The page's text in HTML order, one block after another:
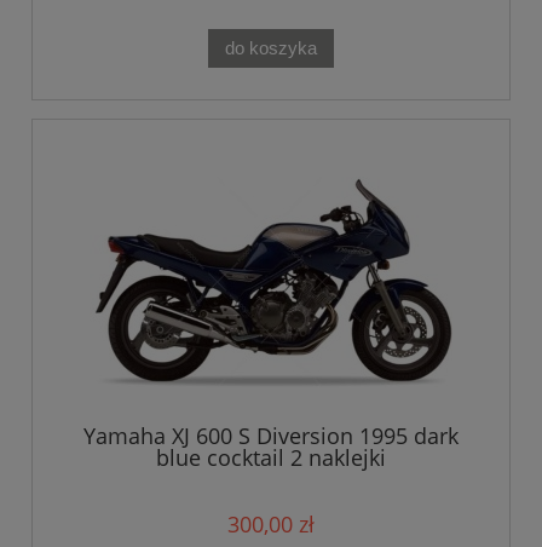
do koszyka
Yamaha XJ 600 S Diversion 1995 dark
blue cocktail 2 naklejki
300,00 zł